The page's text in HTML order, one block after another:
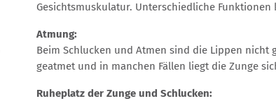
Gesichtsmuskulatur. Unterschiedliche
Atmung:
Beim Schlucken und Atmen sind die Lippen nicht
geatmet und in manchen Fällen liegt die Zunge
Ruheplatz der Zunge und Schlucken: